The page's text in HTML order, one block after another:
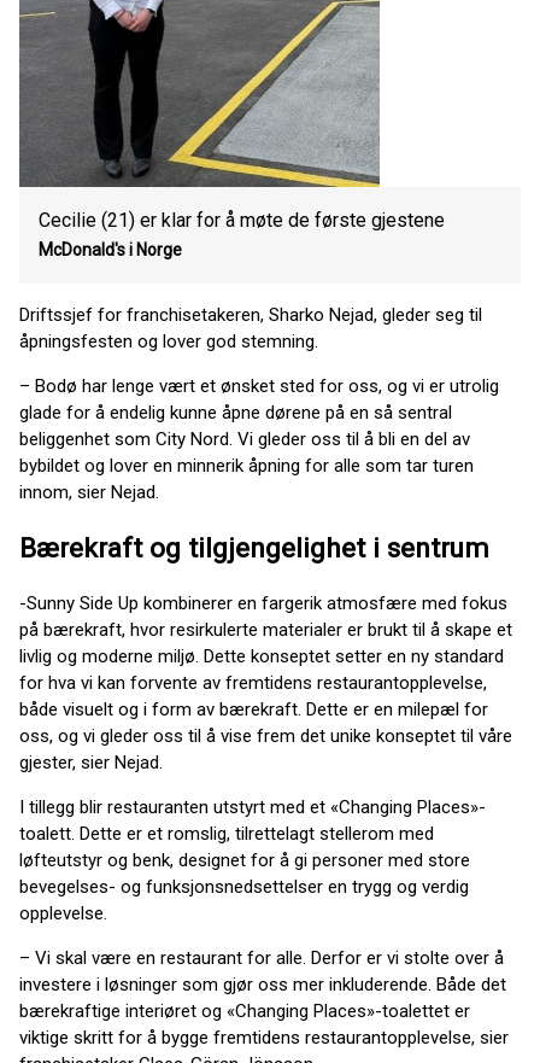
Cecilie (21) er klar for å møte de første gjestene
McDonald's i Norge
Driftssjef for franchisetakeren, Sharko Nejad, gleder seg til
åpningsfesten og lover god stemning.
– Bodø har lenge vært et ønsket sted for oss, og vi er utrolig
glade for å endelig kunne åpne dørene på en så sentral
beliggenhet som City Nord. Vi gleder oss til å bli en del av
bybildet og lover en minnerik åpning for alle som tar turen
innom, sier Nejad.
Bærekraft og tilgjengelighet i sentrum
-Sunny Side Up kombinerer en fargerik atmosfære med fokus
på bærekraft, hvor resirkulerte materialer er brukt til å skape et
livlig og moderne miljø. Dette konseptet setter en ny standard
for hva vi kan forvente av fremtidens restaurantopplevelse,
både visuelt og i form av bærekraft. Dette er en milepæl for
oss, og vi gleder oss til å vise frem det unike konseptet til våre
gjester, sier Nejad.
I tillegg blir restauranten utstyrt med et «Changing Places»-
toalett. Dette er et romslig, tilrettelagt stellerom med
løfteutstyr og benk, designet for å gi personer med store
bevegelses- og funksjonsnedsettelser en trygg og verdig
opplevelse.
– Vi skal være en restaurant for alle. Derfor er vi stolte over å
investere i løsninger som gjør oss mer inkluderende. Både det
bærekraftige interiøret og «Changing Places»-toalettet er
viktige skritt for å bygge fremtidens restaurantopplevelse, sier